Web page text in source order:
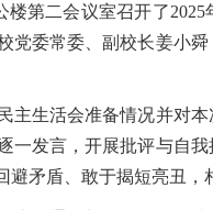
二会议室召开了2025
委常委、副校长姜小
生活会准备情况并对本
发言，开展批评与自
矛盾、敢于揭短亮丑，